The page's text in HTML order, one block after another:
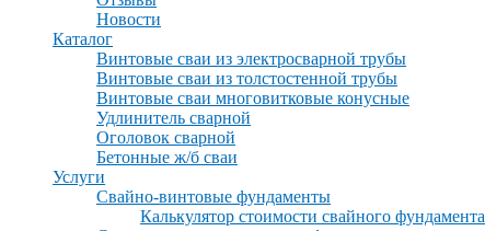
Новости
Каталог
Винтовые сваи из электросварной трубы
Винтовые сваи из толстостенной трубы
Винтовые сваи многовитковые конусные
Удлинитель сварной
Оголовок сварной
Бетонные ж/б сваи
Услуги
Свайно-винтовые фундаменты
Калькулятор стоимости свайного фундамента